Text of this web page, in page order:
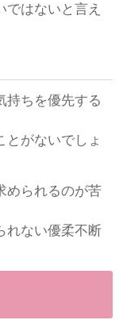
はないと言え
持ちを優先する
とがないでしょ
められるのが苦
れない優柔不断